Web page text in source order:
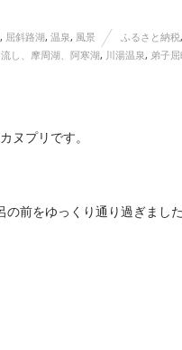
, 屈斜路湖, 温泉, 風景 ふるさと納税,
し、摩周湖、阿寒湖, 川湯温泉, 弟子
ヌプリです。
前をゆっくり通り過ぎました